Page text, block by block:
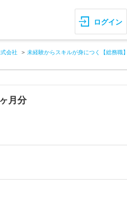
ログイン
会社 未経験からスキルが身につく【総務職
月分